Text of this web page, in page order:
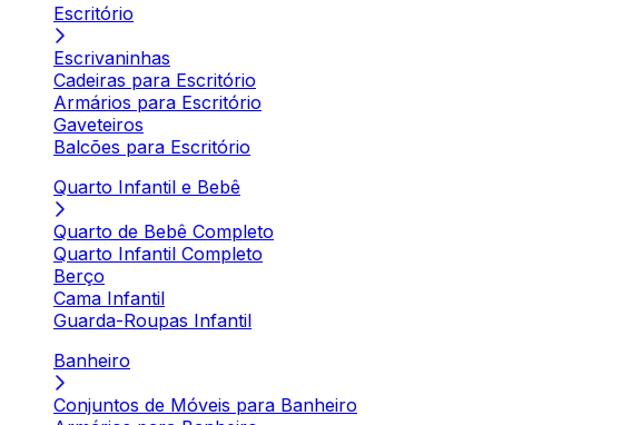
Escritório
Escrivaninhas
Cadeiras para Escritório
Armários para Escritório
Gaveteiros
Balcões para Escritório
Quarto Infantil e Bebê
Quarto de Bebê Completo
Quarto Infantil Completo
Berço
Cama Infantil
Guarda-Roupas Infantil
Banheiro
Conjuntos de Móveis para Banheiro